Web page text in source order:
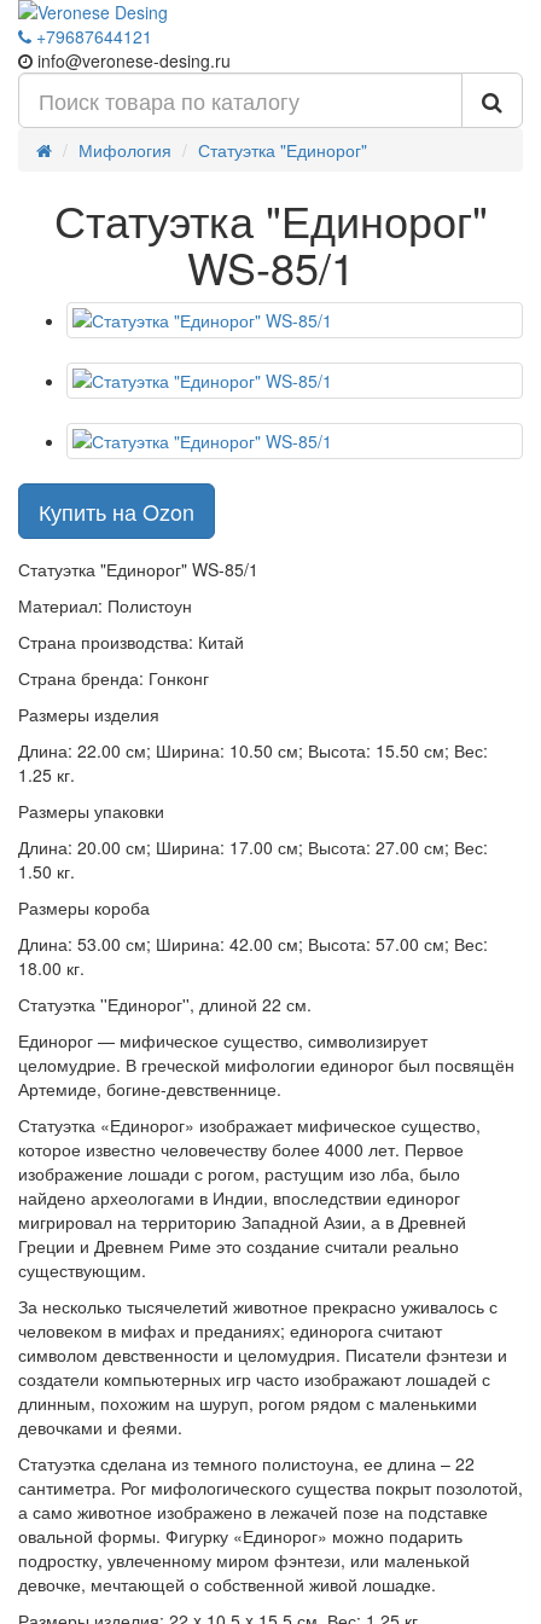
+79687644121
info@veronese-desing.ru
Мифология Статуэтка "Единорог"
Статуэтка "Единорог"
WS-85/1
Купить на Ozon
Статуэтка "Единорог" WS-85/1
Материал: Полистоун
Страна производства: Китай
Страна бренда: Гонконг
Размеры изделия
Длина: 22.00 см; Ширина: 10.50 см; Высота: 15.50 см; Вес:
1.25 кг.
Размеры упаковки
Длина: 20.00 см; Ширина: 17.00 см; Высота: 27.00 см; Вес:
1.50 кг.
Размеры короба
Длина: 53.00 см; Ширина: 42.00 см; Высота: 57.00 см; Вес:
18.00 кг.
Статуэтка ''Единорог'', длиной 22 см.
Единорог — мифическое существо, символизирует
целомудрие. В греческой мифологии единорог был посвящён
Артемиде, богине-девственнице.
Статуэтка «Единорог» изображает мифическое существо,
которое известно человечеству более 4000 лет. Первое
изображение лошади с рогом, растущим изо лба, было
найдено археологами в Индии, впоследствии единорог
мигрировал на территорию Западной Азии, а в Древней
Греции и Древнем Риме это создание считали реально
существующим.
За несколько тысячелетий животное прекрасно уживалось с
человеком в мифах и преданиях; единорога считают
символом девственности и целомудрия. Писатели фэнтези и
создатели компьютерных игр часто изображают лошадей с
длинным, похожим на шуруп, рогом рядом с маленькими
девочками и феями.
Статуэтка сделана из темного полистоуна, ее длина – 22
сантиметра. Рог мифологического существа покрыт позолотой,
а само животное изображено в лежачей позе на подставке
овальной формы. Фигурку «Единорог» можно подарить
подростку, увлеченному миром фэнтези, или маленькой
девочке, мечтающей о собственной живой лошадке.